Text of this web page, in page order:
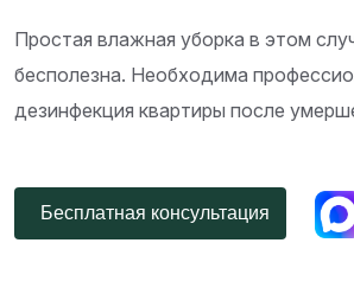
Простая влажная уборка в этом
бесполезна. Необходима
дезинфекция квартиры после
Бесплатная консультация